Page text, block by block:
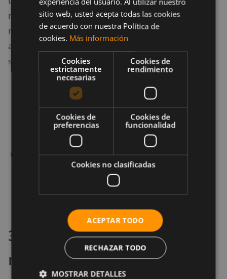
músculos necesarios se hagan más fuertes, y al
mismo tiempo, remodela los movimientos para
asegurar que los músculos estén disparando en la
secuencia apropiada.
3. Press de empujón con
mancuernas
sitio web, usted acepta todas las cookies
de acuerdo con nuestra Política de
cookies. Más información
Cookies
estrictamente
necesarias
Cookies de
rendimiento
Cookies de
preferencias
Cookies de
funcionalidad
Cookies no clasificadas
ACEPTAR TODO
RECHAZAR TODO
MOSTRAR DETALLES